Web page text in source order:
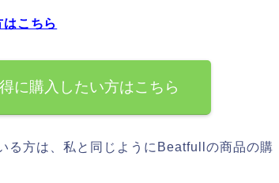
こちら
に購入したい方はこちら
る方は、私と同じようにBeatfullの商品の購